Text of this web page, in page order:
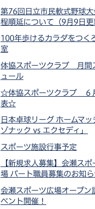
第76回日立市民軟式野球大
程順延について（9月9日更
100年歩けるカラダをつく
室
体協スポーツクラブ 月間
ュール
☆体協スポーツクラブ ６
表☆
日本卓球リーグ ホームマッ
ゾナック vs エクセディ」
スポーツ施設行事予定
【新規求人募集】会瀬スポ
場 パート職員募集のお知
会瀬スポーツ広場オープン
ベント開催！